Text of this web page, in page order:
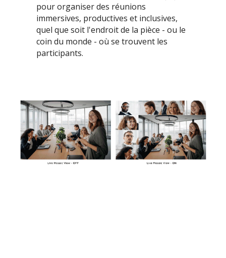
pour organiser des réunions
immersives, productives et inclusives,
quel que soit l'endroit de la pièce - ou le
coin du monde - où se trouvent les
participants.